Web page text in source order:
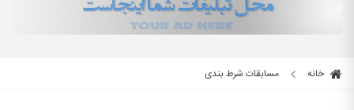
خانه مسابقات شرط بندی